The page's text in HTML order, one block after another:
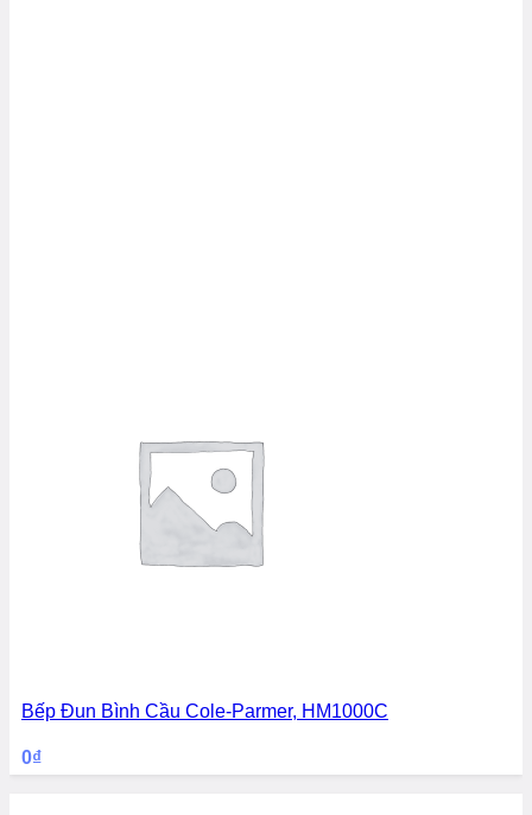
Bếp Đun Bình Cầu Cole-Parmer, HM1000C
0₫